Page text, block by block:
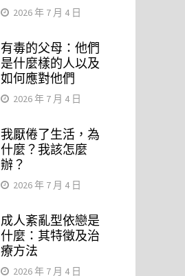
2026 年 7 月 4 日
有毒的父母：他們
是什麼樣的人以及
如何應對他們
2026 年 7 月 4 日
我厭倦了生活，為
什麼？我該怎麼
辦？
2026 年 7 月 4 日
成人紊亂型依戀是
什麼：其特徵及治
療方法
2026 年 7 月 4 日